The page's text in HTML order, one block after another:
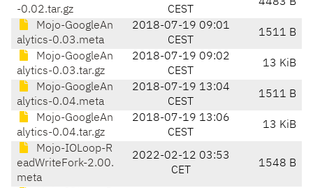
-0.02.tar.gz
CEST
Mojo-GoogleAn
alytics-0.03.meta
2018-07-19 09:01
CEST
1511 B
Mojo-GoogleAn
alytics-0.03.tar.gz
2018-07-19 09:02
CEST
13 KiB
Mojo-GoogleAn
alytics-0.04.meta
2018-07-19 13:04
CEST
1511 B
Mojo-GoogleAn
alytics-0.04.tar.gz
2018-07-19 13:06
CEST
13 KiB
Mojo-IOLoop-R
eadWriteFork-2.00.
meta
2022-02-12 03:53
CET
1548 B